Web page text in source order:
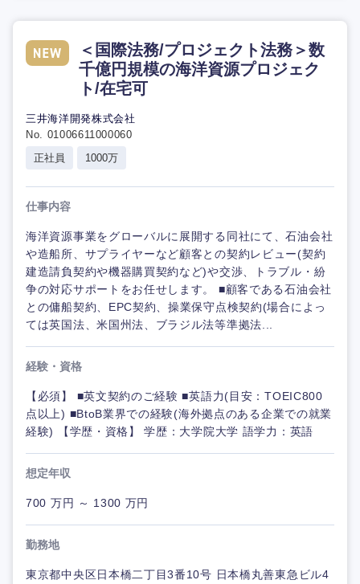
＜国際法務/プロジェクト法務＞数
千億円規模の海洋資源プロジェク
ト/在宅可
三井海洋開発株式会社
No. 01006611000060
正社員
1000万
仕事内容
海洋資源事業をグローバルに展開する同社にて、石油会社
や造船所、サプライヤーなど顧客との契約レビュー(契約
建造請負契約や機器購買契約など)や交渉、トラブル・紛
争の対応サポートをお任せします。 ■顧客である石油会社
との傭船契約、EPC契約、操業保守点検契約(場合によっ
ては英国法、米国州法、ブラジル法等準拠法...
経験・資格
【必須】 ■英文契約のご経験 ■英語力(目安：TOEIC800
点以上) ■BtoB業界での経験(海外拠点のある企業での就業
経験) 【学歴・資格】 学歴：大学院大学 語学力：英語
想定年収
700 万円 ～ 1300 万円
勤務地
東京都中央区日本橋二丁目3番10号 日本橋丸善東急ビル4